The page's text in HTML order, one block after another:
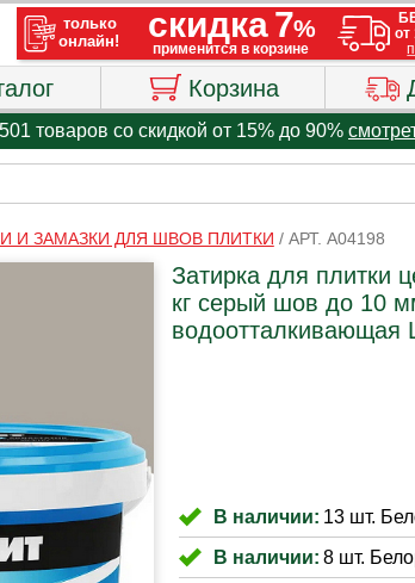
Корзина
501 товаров со скидкой от 15% до 90%
И ЗАМАЗКИ ДЛЯ ШВОВ ПЛИТКИ / АРТ. A04198
Затирка для плитки
кг серый шов до 10
водоотталкивающая
В наличии: 13 шт.
В наличии: 8 шт.